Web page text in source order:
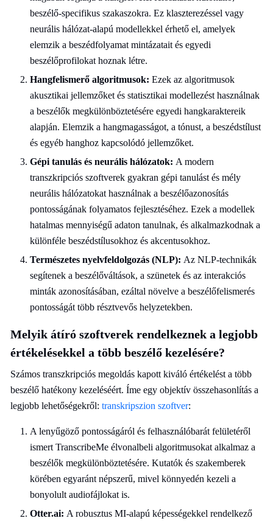
beszélő-specifikus szakaszokra. Ez klaszterezéssel vagy
neurális hálózat-alapú modellekkel érhető el, amelyek
elemzik a beszédfolyamat mintázatait és egyedi
beszélőprofilokat hoznak létre.
Hangfelismerő algoritmusok: Ezek az algoritmusok
akusztikai jellemzőket és statisztikai modellezést használnak
a beszélők megkülönböztetésére egyedi hangkaraktereik
alapján. Elemzik a hangmagasságot, a tónust, a beszédstílust
és egyéb hanghoz kapcsolódó jellemzőket.
Gépi tanulás és neurális hálózatok: A modern
transzkripciós szoftverek gyakran gépi tanulást és mély
neurális hálózatokat használnak a beszélőazonosítás
pontosságának folyamatos fejlesztéséhez. Ezek a modellek
hatalmas mennyiségű adaton tanulnak, és alkalmazkodnak a
különféle beszédstílusokhoz és akcentusokhoz.
Természetes nyelvfeldolgozás (NLP): Az NLP-technikák
segítenek a beszélőváltások, a szünetek és az interakciós
minták azonosításában, ezáltal növelve a beszélőfelismerés
pontosságát több résztvevős helyzetekben.
Melyik átíró szoftverek rendelkeznek a legjobb
értékelésekkel a több beszélő kezelésére?
Számos transzkripciós megoldás kapott kiváló értékelést a több
beszélő hatékony kezeléséért. Íme egy objektív összehasonlítás a
legjobb lehetőségekről: transkripszion szoftver:
A lenyűgöző pontosságáról és felhasználóbarát felületéről
ismert TranscribeMe élvonalbeli algoritmusokat alkalmaz a
beszélők megkülönböztetésére. Kutatók és szakemberek
körében egyaránt népszerű, mivel könnyedén kezeli a
bonyolult audiofájlokat is.
Otter.ai: A robusztus MI-alapú képességekkel rendelkező